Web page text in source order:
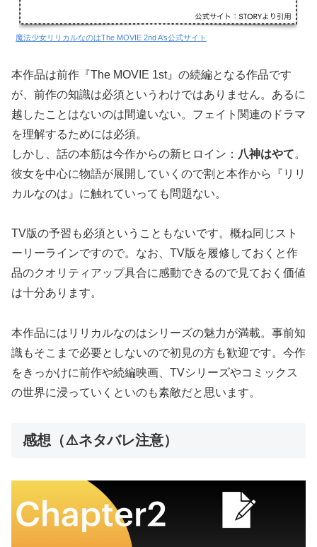
魔法少女リリカルなのはThe MOVIE 2nd A’s公式サイト
本作品は前作『The MOVIE 1st』の続編となる作品です
が、前作の知識は必須というわけではありません。あるに
越したことはないのは間違いない。フェイト関連のドラマ
を理解するためには必須。
しかし、話の本筋は今作からの新ヒロイン： 八神はやて。
彼女を中心に物語が展開していくので割と本作から『リリ
カルなのは』に触れていっても問題ない。
TV版の予習も必須ということもないです。概ね同じスト
ーリーラインですので。なお、TV版を履修しておくと作
品のクオリティアップ具合に感動できるので見ておく価値
は十分あります。
本作品にはリリカルなのはシリーズの魅力が満載。事前知
識もそこまで必要としないので初見の方も歓迎です。今作
をきっかけに前作や続編映画、TVシリーズやコミックス
の世界に浸っていくといのも素敵だと思います。
感想（⚠️ネタバレ注意）